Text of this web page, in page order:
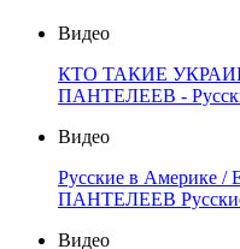
Видео
КТО ТАКИЕ
ПАНТЕЛЕЕВ -
Видео
Русские в Америке
ПАНТЕЛЕЕВ
Видео